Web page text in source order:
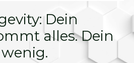
Dein
alles. Dein